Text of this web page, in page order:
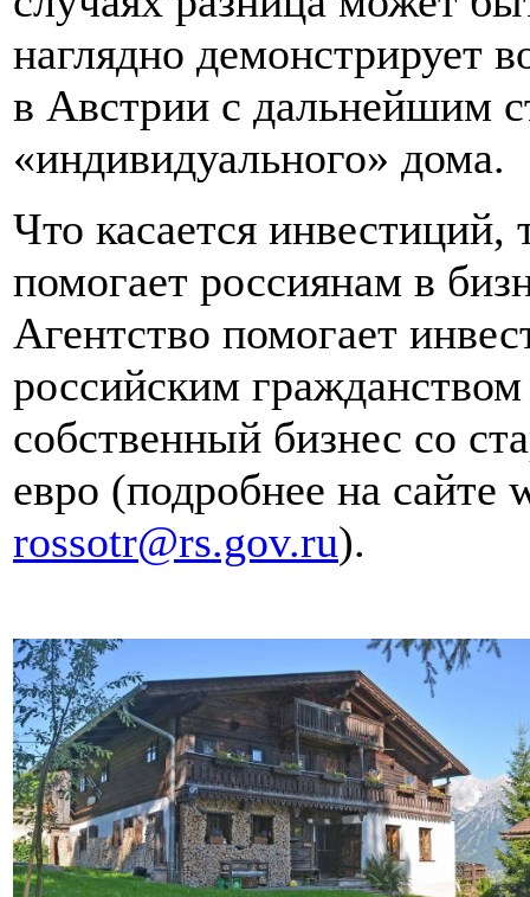
наглядно демонстрирует
в Австрии с дальнейшим
«индивидуального» дома.
Что касается инвестиций,
помогает россиянам в
Агентство помогает
российским
собственный бизнес со
евро (подробнее на сайте
rossotr@rs.gov.ru).